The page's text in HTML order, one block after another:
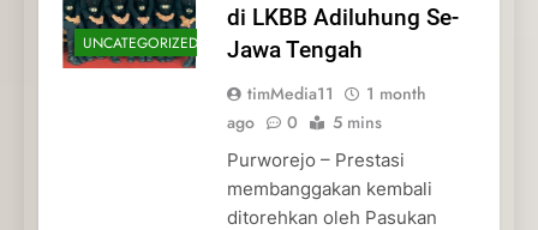
UNCATEGORIZED
di LKBB Adiluhung Se-
Jawa Tengah
timMedia11
1 month
ago
0 5 mins
Purworejo – Prestasi
membanggakan kembali
ditorehkan oleh Pasukan